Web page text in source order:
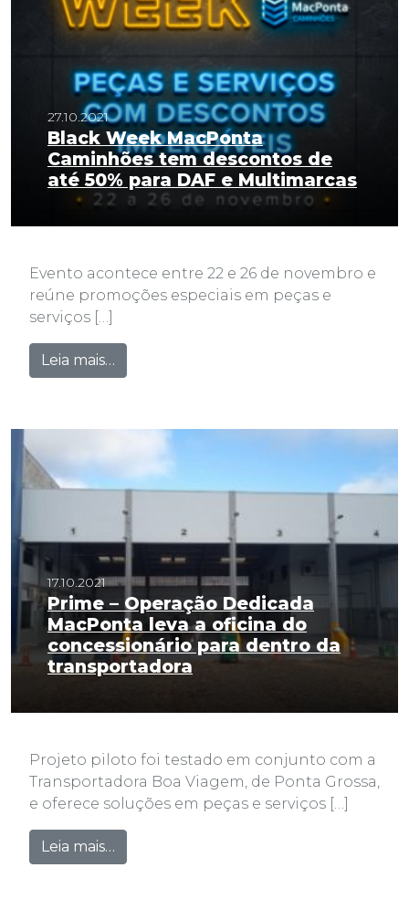
27.10.2021
Black Week MacPonta
Caminhões tem descontos de
até 50% para DAF e Multimarcas
Evento acontece entre 22 e 26 de novembro e
reúne promoções especiais em peças e
serviços […]
Leia mais…
17.10.2021
Prime – Operação Dedicada
MacPonta leva a oficina do
concessionário para dentro da
transportadora
Projeto piloto foi testado em conjunto com a
Transportadora Boa Viagem, de Ponta Grossa,
e oferece soluções em peças e serviços […]
Leia mais…